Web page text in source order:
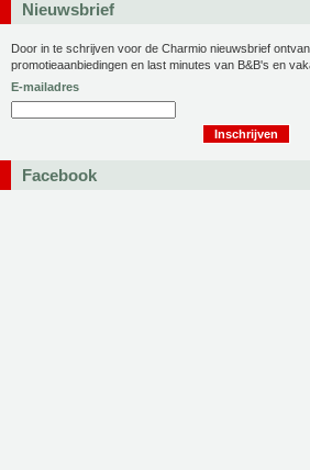
Nieuwsbrief
Door in te schrijven voor de Charmio nieuwsbrief
promotieaanbiedingen en last minutes van B&B's en
E-mailadres
Facebook